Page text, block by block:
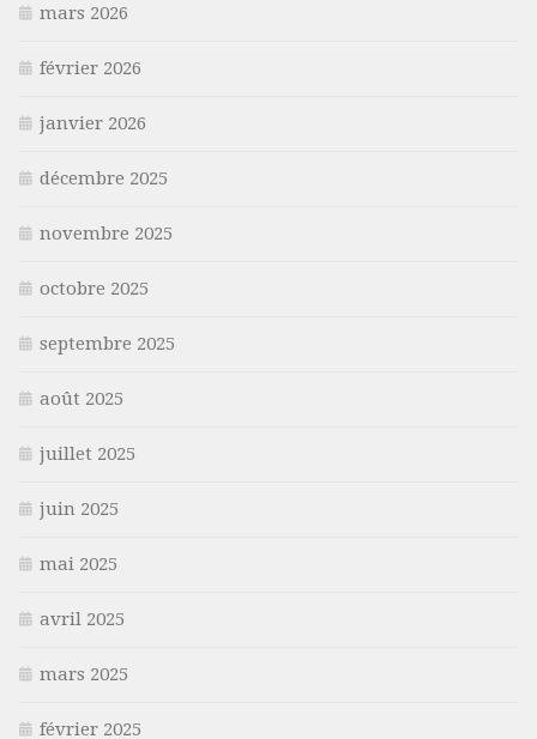
mars 2026
février 2026
janvier 2026
décembre 2025
novembre 2025
octobre 2025
septembre 2025
août 2025
juillet 2025
juin 2025
mai 2025
avril 2025
mars 2025
février 2025